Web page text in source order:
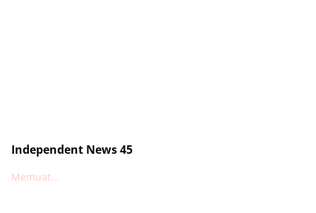
Independent News 45
Memuat...